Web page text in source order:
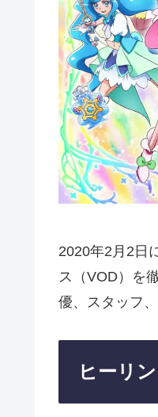
2020年2月2日
ス（VOD）を
優、スタッフ
ヒーリ